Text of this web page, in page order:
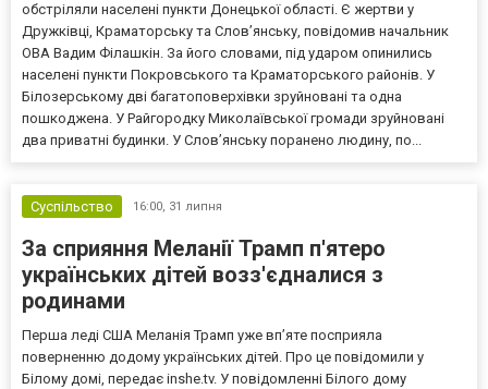
обстріляли населені пункти Донецької області. Є жертви у
Дружківці, Краматорську та Слов’янську, повідомив начальник
ОВА Вадим Філашкін. За його словами, під ударом опинились
населені пункти Покровського та Краматорського районів. У
Білозерському дві багатоповерхівки зруйновані та одна
пошкоджена. У Райгородку Миколаївської громади зруйновані
два приватні будинки. У Слов’янську поранено людину, по...
Суспільство 16:00, 31 липня
За сприяння Меланії Трамп п'ятеро
українських дітей возз'єдналися з
родинами
Перша леді США Меланія Трамп уже впʼяте посприяла
поверненню додому українських дітей. Про це повідомили у
Білому домі, передає inshe.tv. У повідомленні Білого дому